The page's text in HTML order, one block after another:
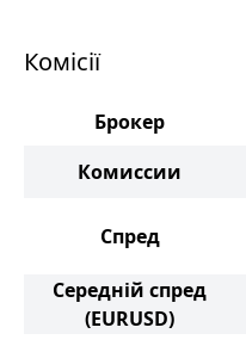
Комісії
Брокер
Комиссии
Спред
Середній спред
(EURUSD)